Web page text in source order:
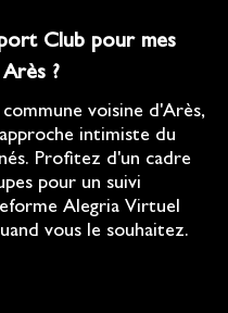
Club pour mes
?
voisine d'Arès,
intimiste du
Profitez d'un cadre
pour un suivi
Alegria Virtuel
vous le souhaitez.